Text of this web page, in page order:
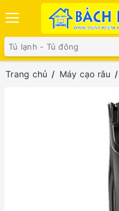
Trang chủ Máy cạo râu